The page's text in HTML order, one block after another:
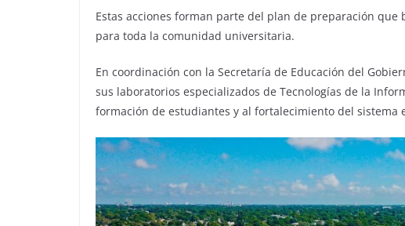
Estas acciones forman parte del plan de preparación
para toda la comunidad universitaria.
En coordinación con la Secretaría de Educación del
sus laboratorios especializados de Tecnologías de la
formación de estudiantes y al fortalecimiento del sistema